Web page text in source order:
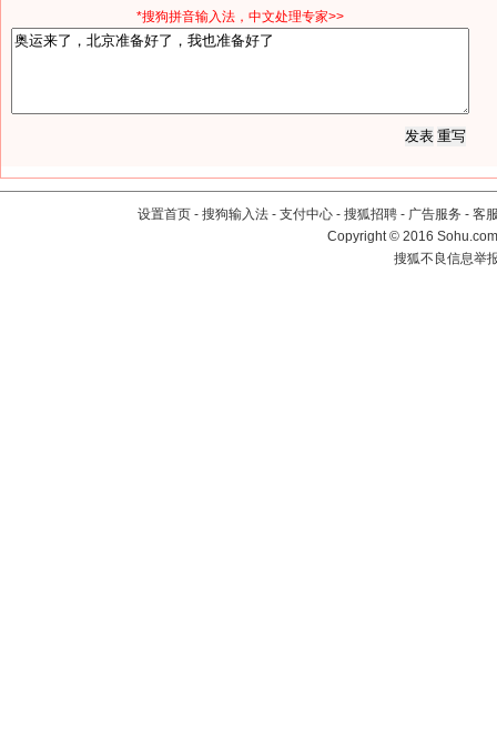
*搜狗拼音输入法，中文处理专家>>
设置首页 - 搜狗输入法 - 支付中心 - 搜狐招聘 - 广告服务 - 客
Copyright©2016
搜狐不良信息举